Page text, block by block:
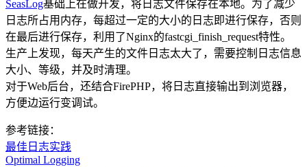
SeasLog基础上在做开发，将日志文件保存在本地。为了减少
日志所占用内存，每超过一定的大小的日志即进行保存，否则
在最后进行保存，利用了Nginx的fastcgi_finish_request特性。
生产上发现，每天产生的文件日志太大了，需要控制日志信息
大小、等级，并及时清理。
对于Web后台，还结合FirePHP，将日志直接输出到浏览器，
方便边运行变调试。
参考链接：
最佳日志实践
Optimal Logging